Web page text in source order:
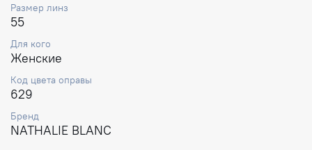
Размер линз
55
Для кого
Женские
Код цвета оправы
629
Бренд
NATHALIE BLANC